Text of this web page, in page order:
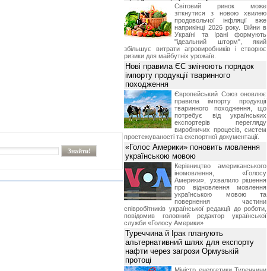
Світовий ринок може
зіткнутися з новою хвилею
продовольчої інфляції вже
наприкінці 2026 року. Війни в
Україні та Ірані формують
"ідеальний шторм", який
збільшує витрати агровиробників і створює
ризики для майбутніх урожаїв.
Нові правила ЄС змінюють порядок
імпорту продукції тваринного
походження
Європейський Союз оновлює
правила імпорту продукції
тваринного походження, що
потребує від українських
експортерів перегляду
виробничих процесів, систем
простежуваності та експортної документації.
«Голос Америки» поновить мовлення
українською мовою
Керівництво американського
іномовлення, «Голосу
Америки», ухвалило рішення
про відновлення мовлення
українською мовою та
повернення частини
співробітників української редакції до роботи,
повідомив головний редактор української
служби «Голосу Америки»
Туреччина й Ірак планують
альтернативний шлях для експорту
нафти через загрози Ормузькій
протоці